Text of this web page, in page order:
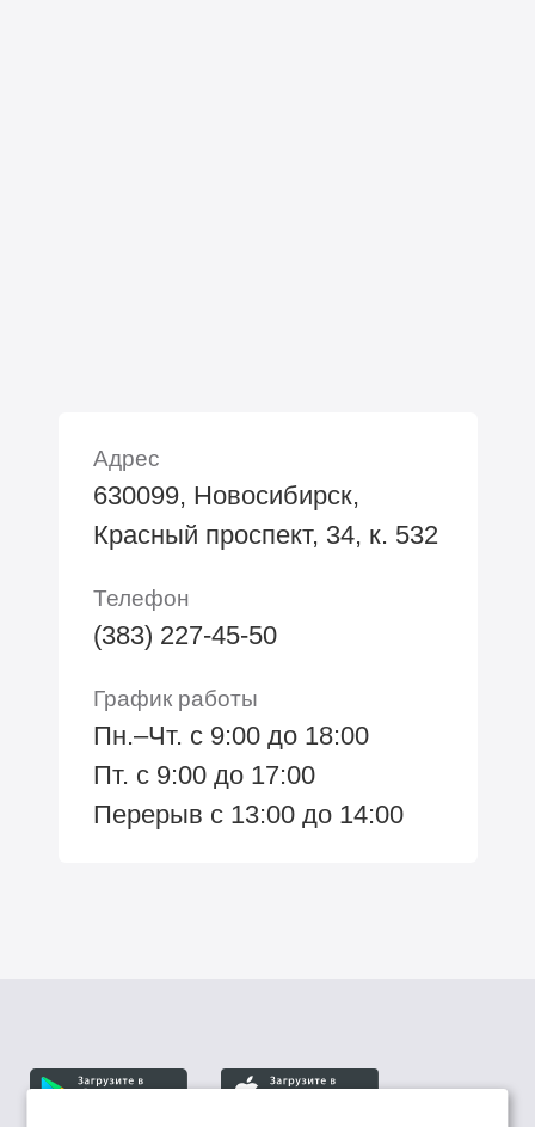
Адрес
630099, Новосибирск,
Красный проспект, 34, к. 532
Телефон
(383) 227-45-50
График работы
Пн.–Чт. с 9:00 до 18:00
Пт. с 9:00 до 17:00
Перерыв с 13:00 до 14:00